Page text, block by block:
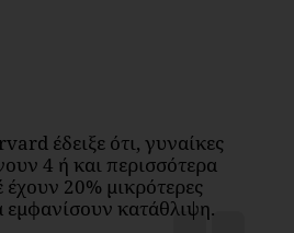
έδειξε ότι, γυναίκες
4 ή και περισσότερα
έχουν 20% μικρότερες
εμφανίσουν κατάθλιψη.